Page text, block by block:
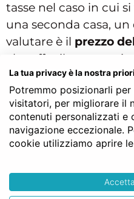
tasse nel caso in cui
una seconda casa,
valutare è il prezzo
che offre il mercato
Tuttavia i prezzi si
seconda della zona,
nel centro storico di
Regione, ma anche
italiana, avrà un costo
Così come una villa
La tua privacy è la nostra
Potremmo posizionarli
visitatori, per migliorare il
contenuti personalizzati e
navigazione eccezionale.
cookie utilizziamo aprire